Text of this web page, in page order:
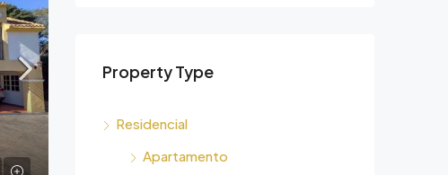
Property Type
Residencial
Apartamento